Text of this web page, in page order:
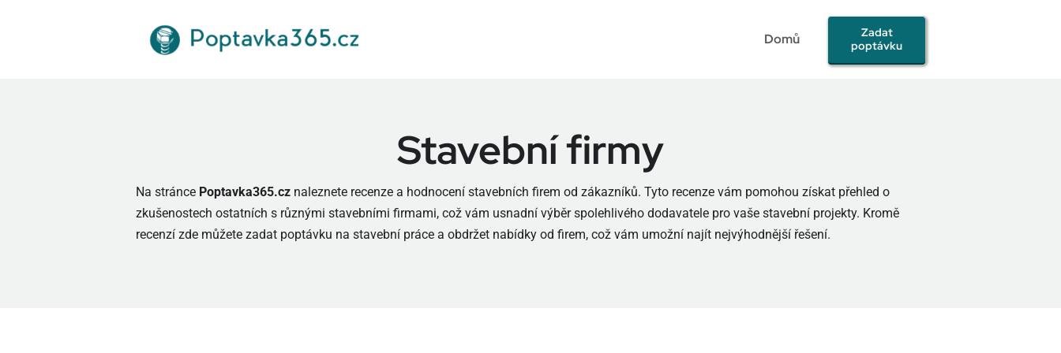
Domů
Zadat
poptávku
Stavební firmy
Na stránce Poptavka365.cz naleznete recenze a hodnocení stavebních firem od zákazníků. Tyto recenze vám pomohou získat přehled o
zkušenostech ostatních s různými stavebními firmami, což vám usnadní výběr spolehlivého dodavatele pro vaše stavební projekty. Kromě
recenzí zde můžete zadat poptávku na stavební práce a obdržet nabídky od firem, což vám umožní najít nejvýhodnější řešení.